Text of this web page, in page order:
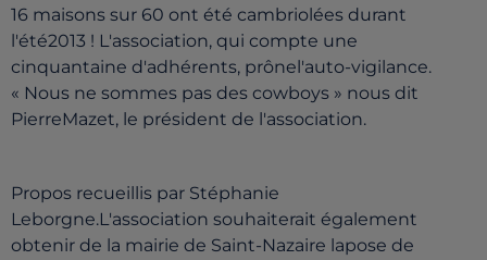
16 maisons sur 60 ont été cambriolées durant
l'été2013 ! L'association, qui compte une
cinquantaine d'adhérents, prônel'auto-vigilance.
« Nous ne sommes pas des cowboys » nous dit
PierreMazet, le président de l'association.
Propos recueillis par Stéphanie
Leborgne.L'association souhaiterait également
obtenir de la mairie de Saint-Nazaire lapose de